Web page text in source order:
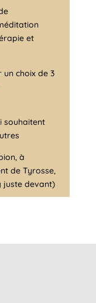
et
un choix de 3
souhaitent
à
de Tyrosse,
juste devant)